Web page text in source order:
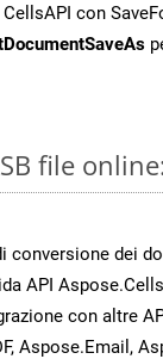
CellsAPI con
file
dei
API
con altre
Aspose.Email,